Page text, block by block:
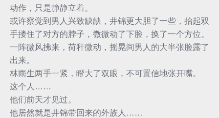
动作，只是静静立着。
或许察觉到男人兴致缺缺，井锦更大胆了一些，抬起双
手搂住了对方的脖子，微微动了下脸，换了一个方位。
一阵微风拂来，荷秆微动，摇晃间男人的大半张脸露了
出来。
林雨生两手一紧，瞪大了双眼，不可置信地张开嘴。
这个人……
他们前天才见过。
他居然就是井锦带回来的外族人……